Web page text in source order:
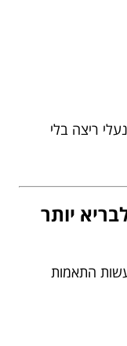
ריצה בלי
יותר
התאמות